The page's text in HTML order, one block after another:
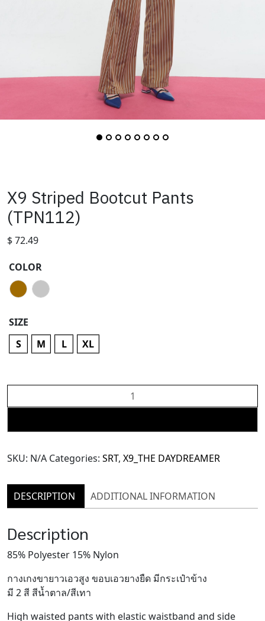
X9 Striped Bootcut Pants
(TPN112)
$72.49
COLOR
SIZE
S
M L XL
Striped
Pants
quantity
SKU: N/A Categories: SRT, X9_THE DAYDREAMER
DESCRIPTION ADDITIONAL INFORMATION
Description
85% Polyester 15% Nylon
กางเกงขายาวเอวสูง ขอบเอวยางยืด มีกระเป๋าข้าง
มี 2 สี สีน้ำตาล/สีเทา
High waisted pants with elastic waistband and side